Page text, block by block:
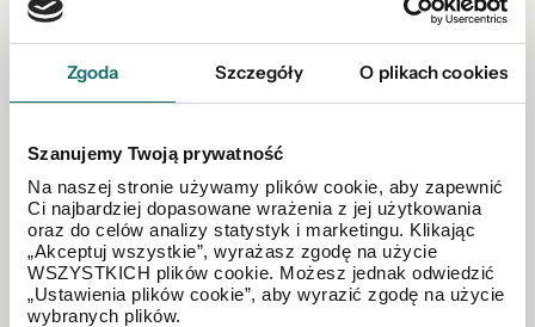
Zgoda Szczegóły O plikach cookies
Szanujemy Twoją prywatność
Na naszej stronie używamy plików cookie, aby zapewnić
Ci najbardziej dopasowane wrażenia z jej użytkowania
oraz do celów analizy statystyk i marketingu. Klikając
„Akceptuj wszystkie”, wyrażasz zgodę na użycie
WSZYSTKICH plików cookie. Możesz jednak odwiedzić
„Ustawienia plików cookie”, aby wyrazić zgodę na użycie
wybranych plików.